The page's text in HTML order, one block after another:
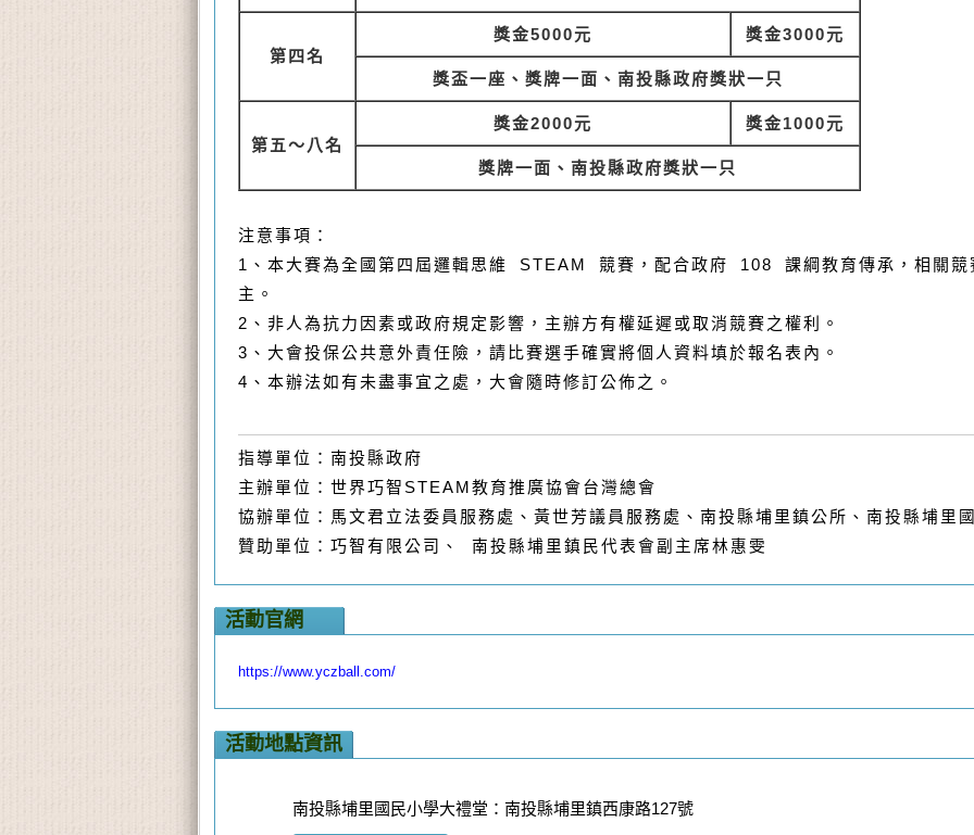
第四名
獎金5000元 獎金3000元
獎盃一座、獎牌一面、南投縣政府獎狀一只
第五～八名
獎金2000元 獎金1000元
獎牌一面、南投縣政府獎狀一只
注意事項：
1、本大賽為全國第四屆邏輯思維 STEAM 競賽，配合政府 108 課綱教育傳承，相關競
主。
2 、非人為抗力因素或政府規定影響，主辦方有權延遲或取消競賽之權利。
3 、大會投保公共意外責任險，請比賽選手確實將個人資料填於報名表內。
4 、本辦法如有未盡事宜之處，大會隨時修訂公佈之。
指導單位：南投縣政府
主辦單位：世界巧智STEAM教育推廣協會台灣總會
協辦單位：馬文君立法委員服務處、黃世芳議員服務處、南投縣埔里鎮公所 、南投縣埔里
贊助單位：巧智有限公司 、 南投縣埔里鎮民代表會副主席林惠雯
活動官網
https://www.yczball.com/
活動地點資訊
南投縣埔里國民小學大禮堂：南投縣埔里鎮西康路127號